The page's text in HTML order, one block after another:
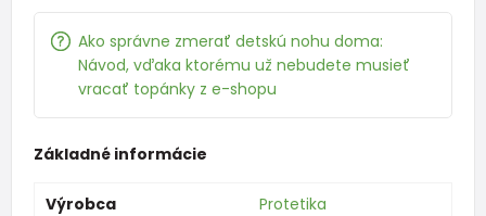
Ako správne zmerať detskú nohu doma:
Návod, vďaka ktorému už nebudete musieť
vracať topánky z e-shopu
Základné informácie
Výrobca
Protetika